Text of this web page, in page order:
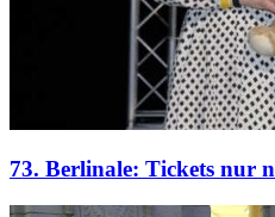
73. Berlinale: Tickets nur